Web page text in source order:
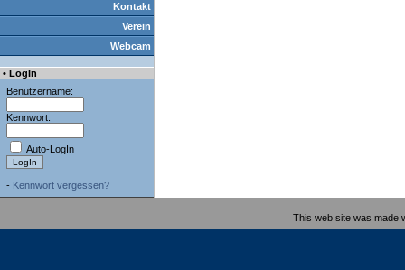
Kontakt
Verein
Webcam
• LogIn
Benutzername:
Kennwort:
Auto-LogIn
- Kennwort vergessen?
This web site was made